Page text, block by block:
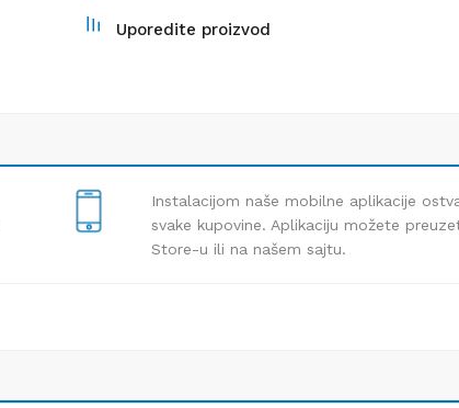
Uporedite proizvod
Instalacijom naše mobilne aplikacije
svake kupovine. Aplikaciju možete
Store-u ili na našem sajtu.